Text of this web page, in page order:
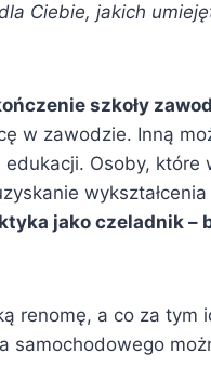
Ciebie, jakich
szkoły
w zawodzie. Inną
Osoby, które
wykształcenia
jako czeladnik –
renomę, a co za tym
samochodowego